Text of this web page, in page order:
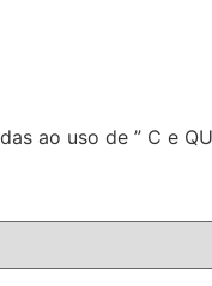
ao uso de ” C e